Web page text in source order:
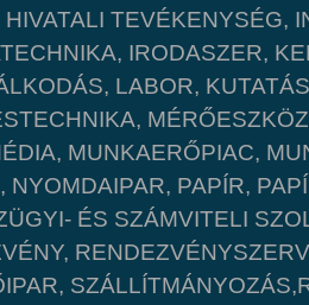
TEVÉKENYSÉG,
IRODASZER,
LABOR,
MUNKAERŐPIAC,
NYOMDAIPAR, PAPÍR,
ÉS SZÁMVITELI